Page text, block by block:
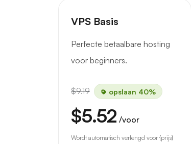
VPS Basis
Perfecte betaalbare hosting
voor beginners.
$9.19 opslaan 40%
$5.52 /voor
Wordt automatisch verlengd voor {prijs}